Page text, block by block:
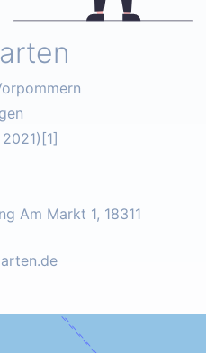
Am Markt 1, 18311